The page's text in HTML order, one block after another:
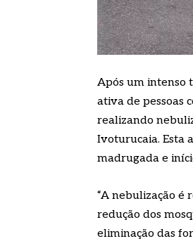
Após um intenso
ativa de pessoas
realizando
Ivoturucaia. Esta
madrugada e
“A nebulização é
redução dos
eliminação das